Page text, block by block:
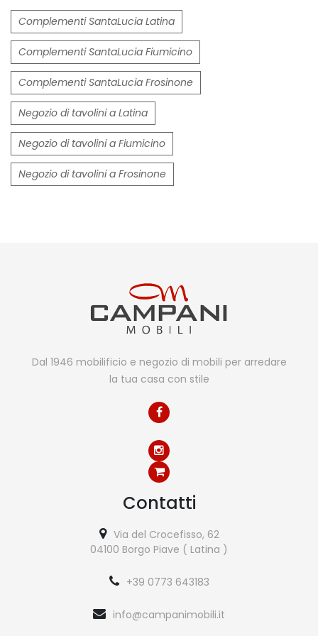
Complementi SantaLucia Latina
Complementi SantaLucia Fiumicino
Complementi SantaLucia Frosinone
Negozio di tavolini a Latina
Negozio di tavolini a Fiumicino
Negozio di tavolini a Frosinone
Dal 1946 mobilificio e negozio di mobili per arredare
la tua casa con stile
Contatti
Via del Crocefisso, 62
04100 Borgo Piave ( Latina )
+39 0773 643183
info@campanimobili.it